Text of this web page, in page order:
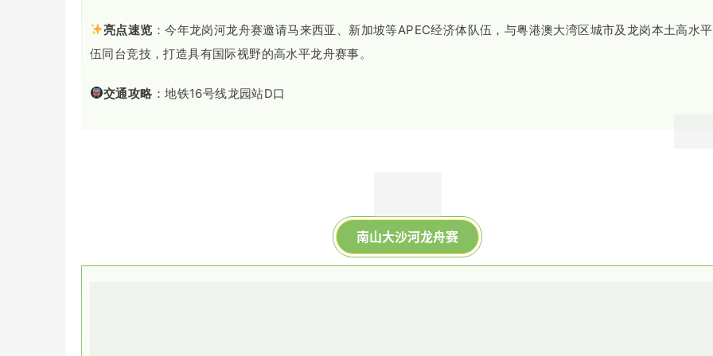
亮点速览 ：今年龙岗河龙舟赛邀请马来西亚、新加坡等APEC经济体队伍，与粤港澳大湾区城市及龙岗本土高水
伍同台竞技，打造具有国际视野的高水平龙舟赛事。
交通攻略 ：地铁16号线龙园站D口
南山大沙河龙舟赛